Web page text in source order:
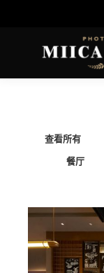
查看所有
餐厅